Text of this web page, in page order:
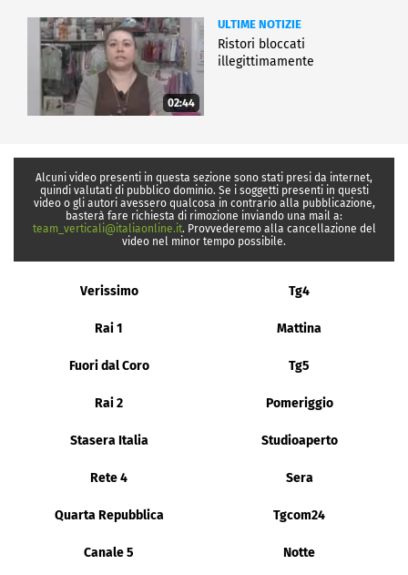
02:44
ULTIME NOTIZIE
Ristori bloccati
illegittimamente
Alcuni video presenti in questa sezione sono stati presi da internet,
quindi valutati di pubblico dominio. Se i soggetti presenti in questi
video o gli autori avessero qualcosa in contrario alla pubblicazione,
basterà fare richiesta di rimozione inviando una mail a:
team_verticali@italiaonline.it. Provvederemo alla cancellazione del
video nel minor tempo possibile.
Verissimo Tg4
Rai 1 Mattina
Fuori dal Coro Tg5
Rai 2 Pomeriggio
Stasera Italia Studioaperto
Rete 4 Sera
Quarta Repubblica Tgcom24
Canale 5 Notte